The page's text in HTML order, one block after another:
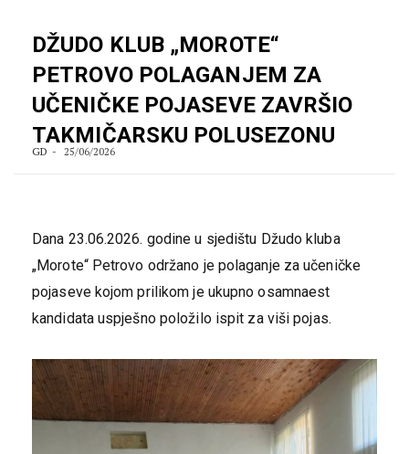
DŽUDO KLUB „MOROTE“
PETROVO POLAGANJEM ZA
UČENIČKE POJASEVE ZAVRŠIO
TAKMIČARSKU POLUSEZONU
GD 25/06/2026
Dana 23.06.2026. godine u sjedištu Džudo kluba
„Morote“ Petrovo održano je polaganje za učeničke
pojaseve kojom prilikom je ukupno osamnaest
kandidata uspješno položilo ispit za viši pojas.